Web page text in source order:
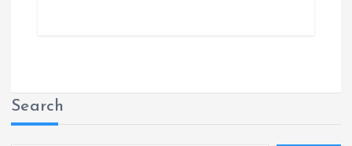
Search